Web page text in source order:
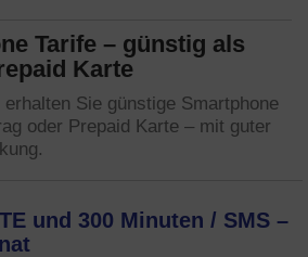
Tarife – günstig als
Karte
Sie günstige Smartphone
oder Prepaid Karte – mit guter
und 300 Minuten / SMS –